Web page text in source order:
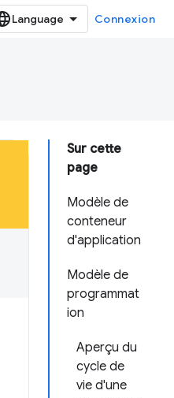
Connexion
Sur cette
page
Modèle de
conteneur
d'application
Modèle de
programmat
ion
Aperçu du
cycle de
vie d'une